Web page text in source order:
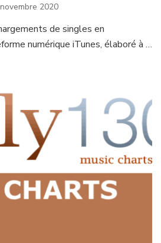
2020
de singles en
numérique iTunes, élaboré à …